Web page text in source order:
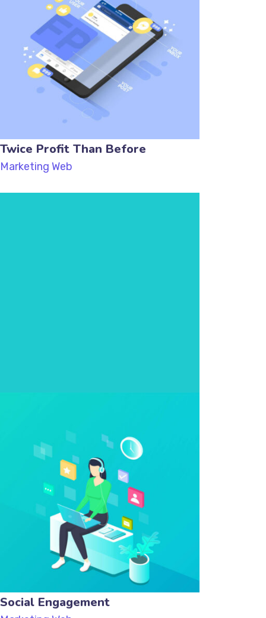
Twice Profit Than Before
Marketing Web
Social Engagement